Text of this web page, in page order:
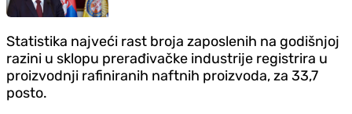
Statistika najveći rast broja zaposlenih na godišnjoj
razini u sklopu prerađivačke industrije registrira u
proizvodnji rafiniranih naftnih proizvoda, za 33,7
posto.